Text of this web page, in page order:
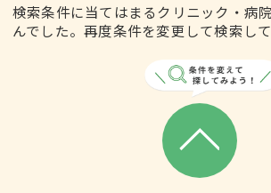
検索条件に当てはまるクリニック・病
んでした。再度条件を変更して検索して